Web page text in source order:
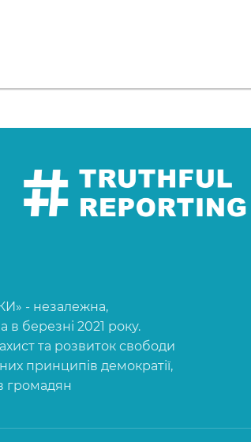
- незалежна,
в березні 2021 року.
та розвиток свободи
принципів демократії,
громадян